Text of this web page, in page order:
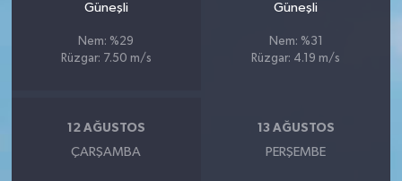
Güneşli
Nem: %29
Rüzgar: 7.50 m/s
Güneşli
Nem: %31
Rüzgar: 4.19 m/s
12 AĞUSTOS
ÇARŞAMBA
13 AĞUSTOS
PERŞEMBE